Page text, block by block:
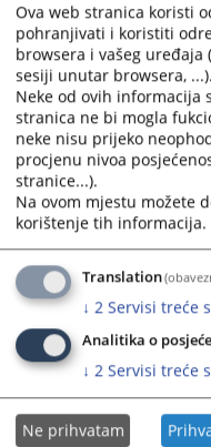
Ova web stranica koristi
pohranjivati i koristiti
browsera i vašeg
sesiji unutar browsera, ...).
Neke od ovih informacija
stranica ne bi mogla
neke nisu prijeko
procjenu nivoa
stranice...).
Na ovom mjestu možete
korištenje tih informacija.
Translation
↓ 2 Servisi treće
Analitika o
↓ 2 Servisi treće
Ne prihvatam